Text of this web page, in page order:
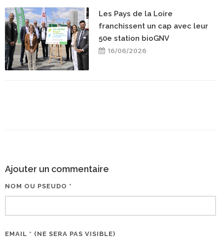
Les Pays de la Loire
franchissent un cap avec leur
50e station bioGNV
16/06/2026
Ajouter un commentaire
NOM OU PSEUDO *
EMAIL * (NE SERA PAS VISIBLE)